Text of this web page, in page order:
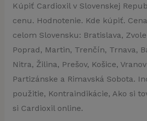
bola:
78,00 €.
je:
39,00
Kúpiť Cardioxil v Slovenskej
cenu. Hodnotenie. Kde kúpiť.
celom Slovensku: Bratislava,
Poprad, Martin, Trenčín, Trnava,
Nitra, Žilina, Prešov, Košice,
Partizánske a Rimavská Sobota.
použitie, Kontraindikácie, Ako si
si Cardioxil online.